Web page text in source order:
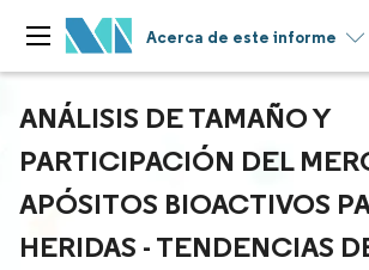
Acerca de este informe
ANÁLISIS DE TAMAÑO Y
PARTICIPACIÓN DEL
APÓSITOS BIOACTIVOS
HERIDAS - TENDENCIAS